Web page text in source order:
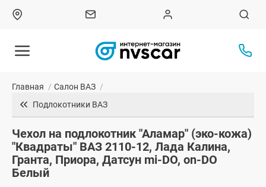
Главная / Салон ВАЗ /
Подлокотники ВАЗ
Чехол на подлокотник "Аламар" (эко-кожа)
"Квадраты" ВАЗ 2110-12, Лада Калина,
Гранта, Приора, Датсун mi-DO, on-DO
Белый